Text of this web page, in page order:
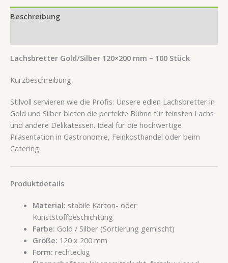
Beschreibung
Lachsbretter Gold/Silber 120×200 mm – 100 Stück
Kurzbeschreibung
Stilvoll servieren wie die Profis: Unsere edlen Lachsbretter in
Gold und Silber bieten die perfekte Bühne für feinsten Lachs
und andere Delikatessen. Ideal für die hochwertige
Präsentation in Gastronomie, Feinkosthandel oder beim
Catering.
Produktdetails
Material: stabile Karton- oder
Kunststoffbeschichtung
Farbe: Gold / Silber (Sortierung gemischt)
Größe: 120 x 200 mm
Form: rechteckig